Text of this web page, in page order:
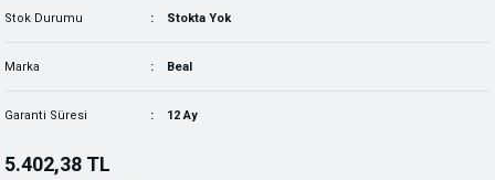
Stok Durumu Stokta Yok
Marka Beal
Garanti Süresi 12 Ay
5.402,38 TL